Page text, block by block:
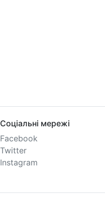
Соціальні мережі
Facebook
Twitter
Instagram